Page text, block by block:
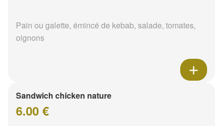
Pain ou galette, émincé de kebab, salade, tomates,
oignons
Sandwich chicken nature
6.00 €